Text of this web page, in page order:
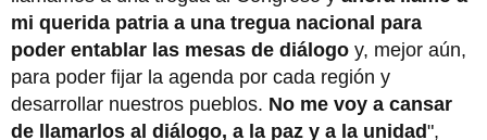
mi querida patria a una tregua nacional para
poder entablar las mesas de diálogo y, mejor aún,
para poder fijar la agenda por cada región y
desarrollar nuestros pueblos. No me voy a cansar
de llamarlos al diálogo, a la paz y a la unidad",